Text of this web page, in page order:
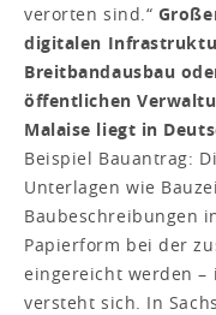
verorten sind.“
digitalen
Breitbandausbau
öffentlichen
Malaise liegt in
Beispiel Bauantrag:
Unterlagen wie
Baubeschreibungen
Papierform bei der
eingereicht werden –
versteht sich. In